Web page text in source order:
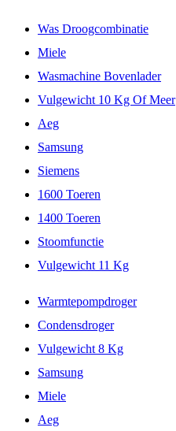
Was Droogcombinatie
Miele
Wasmachine Bovenlader
Vulgewicht 10 Kg Of Meer
Aeg
Samsung
Siemens
1600 Toeren
1400 Toeren
Stoomfunctie
Vulgewicht 11 Kg
Warmtepompdroger
Condensdroger
Vulgewicht 8 Kg
Samsung
Miele
Aeg